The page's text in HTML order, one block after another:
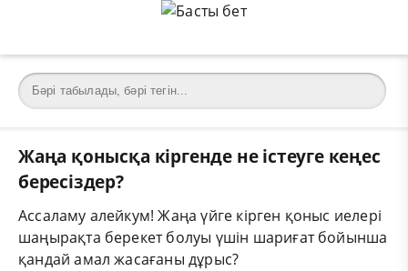
Жаңа қонысқа кіргенде не істеуге кеңес
бересіздер?
Ассаламу алейкум! Жаңа үйге кірген қоныс иелері
шаңырақта берекет болуы үшін шариғат бойынша
қандай амал жасағаны дұрыс?